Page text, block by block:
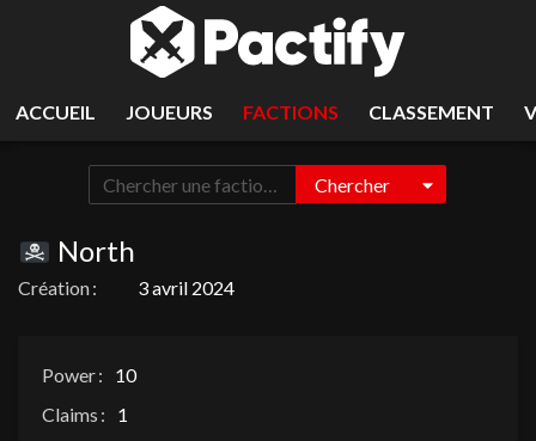
ACCUEIL JOUEURS FACTIONS CLASSEMENT
Chercher
North
Création : 3 avril 2024
Power :
10
Claims :
1